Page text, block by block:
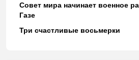
Совет мира начинает военное
Газе
Три счастливые восьмерки